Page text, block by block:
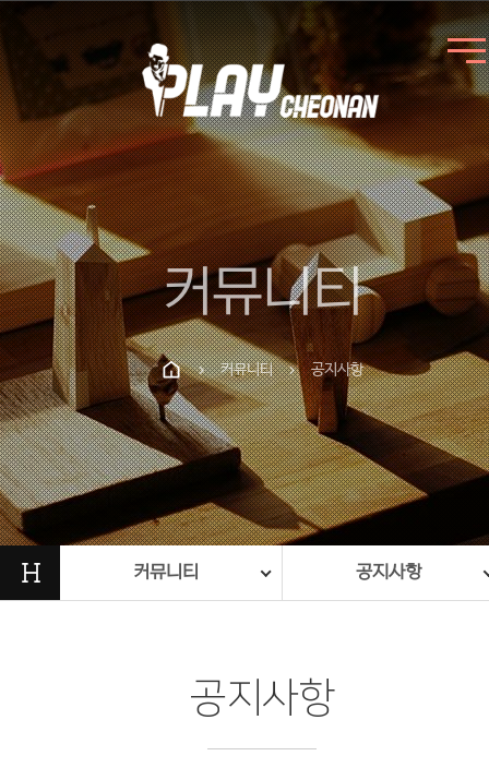
커뮤니티
chevron_right 커뮤니티 chevron_right 공지사항
H 커뮤니티 공지사항
공지사항